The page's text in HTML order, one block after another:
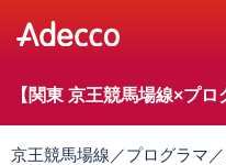
【関東 京王競馬場線×プ
京王競馬場線／プログラマ